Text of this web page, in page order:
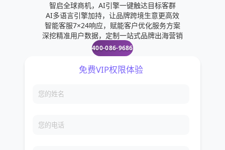
智启全球商机，AI引擎一键触达目标客群
AI多语言引擎加持，让品牌跨境生意更高效
智能客服7×24响应，赋能客户优化服务方案
深挖精准用户数据，定制一站式品牌出海营销
400-086-9686